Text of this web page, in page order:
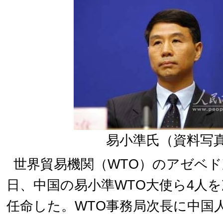
易小準氏（資料写
世界貿易機関（WTO）のアゼベ
日、中国の易小準WTO大使ら4人
任命した。WTO事務局次長に中国